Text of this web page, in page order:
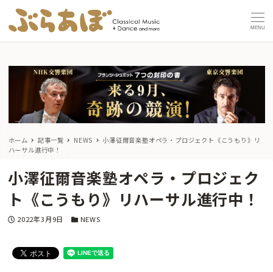
MENU
ホーム 記事一覧 NEWS
小澤征爾音楽塾オペラ・プロジェクト《こうもり》リ
ハーサル進行中！
小澤征爾音楽塾オペラ・プロジェク
ト《こうもり》リハーサル進行中！
投稿日
2022年3月9日 カテゴリー
NEWS